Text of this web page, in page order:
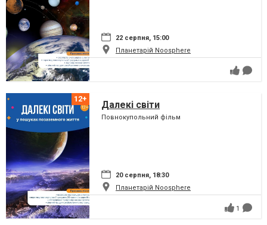
22 серпня, 15:00
Планетарій Noosphere
Далекі світи
Повнокупольний фільм
20 серпня, 18:30
Планетарій Noosphere
1